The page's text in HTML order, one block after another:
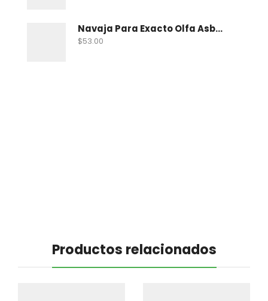
Navaja Para Exacto Olfa Asbb-10 C/10 Nav
$53.00
Productos relacionados